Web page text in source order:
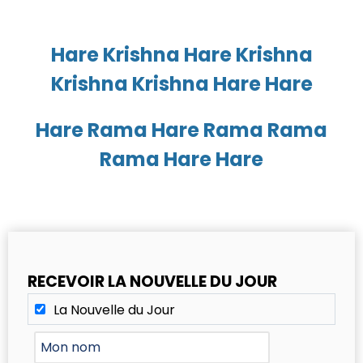
Hare Krishna Hare Krishna
Krishna Krishna Hare Hare
Hare Rama Hare Rama Rama
Rama Hare Hare
RECEVOIR LA NOUVELLE DU JOUR
La Nouvelle du Jour